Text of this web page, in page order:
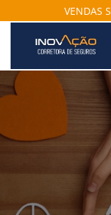
to
content
VENDAS